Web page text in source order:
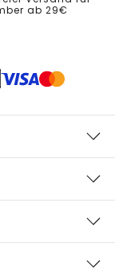
ab 29€